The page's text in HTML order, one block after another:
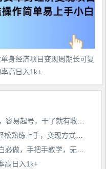
身经济项目变现周期长可复
率高日入1k+
25年最新抖音掘金项目，非常简单，容易起号，干了就有收益那种
用AI制作电影不是梦，小白学会后轻松熟练上手，变现方式多样，日入2张+
带货无人直播，轻松月入2W+，小白必做，手把手教学，无脑操作(附学习资料)
高日入1k+